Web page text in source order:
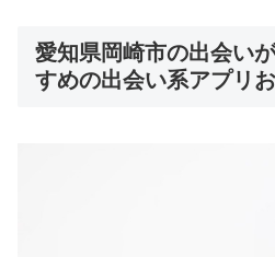
愛知県岡崎市の出会い
すめの出会い系アプリ